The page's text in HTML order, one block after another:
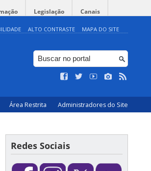
Legislação Canais
ALTO CONTRASTE MAPA DO SITE
Área Restrita Administradores do Site
Redes Sociais